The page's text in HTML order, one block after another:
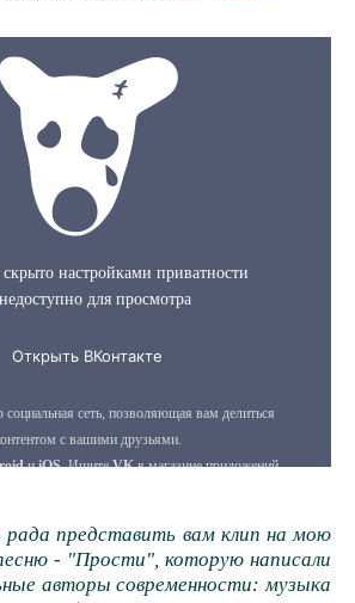
рада представить вам клип на мою
- "Прости", которую написали
авторы современности: музыка